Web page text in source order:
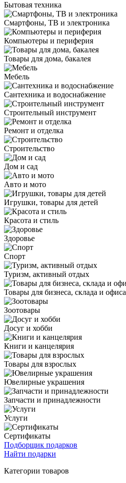
Бытовая техника
Смартфоны, ТВ и электроника
Компьютеры и периферия
Товары для дома, бакалея
Мебель
Сантехника и водоснабжение
Строительный инструмент
Ремонт и отделка
Строительство
Дом и сад
Авто и мото
Игрушки, товары для детей
Красота и стиль
Здоровье
Спорт
Туризм, активный отдых
Товары для бизнеса, склада и офиса
Зоотовары
Досуг и хобби
Книги и канцелярия
Товары для взрослых
Ювелирные украшения
Запчасти и принадлежности
Услуги
Сертификаты
Подборщик подарков
Найти подарки
Категории товаров